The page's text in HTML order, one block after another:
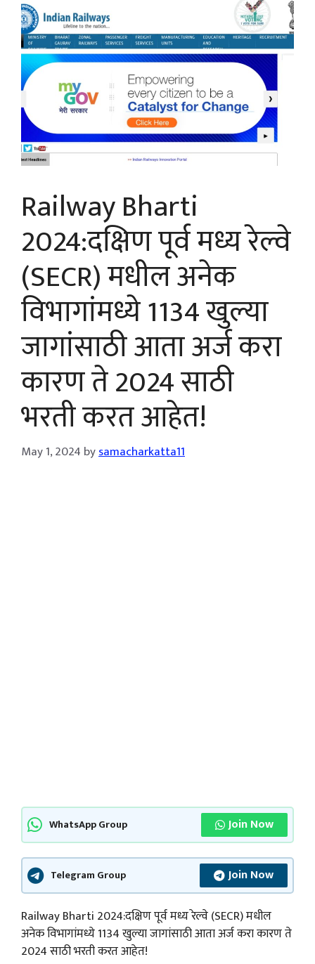
Railway Bharti
2024:दक्षिण पूर्व मध्य रेल्वे
(SECR) मधील अनेक
विभागांमध्ये 1134 खुल्या
जागांसाठी आता अर्ज करा
कारण ते 2024 साठी
भरती करत आहेत!
May 1, 2024 bysamacharkatta11
WhatsApp Group Join Now
Telegram Group Join Now
Railway Bharti 2024:दक्षिण पूर्व मध्य रेल्वे (SECR) मधील
अनेक विभागांमध्ये 1134 खुल्या जागांसाठी आता अर्ज करा कारण ते
2024 साठी भरती करत आहेत!